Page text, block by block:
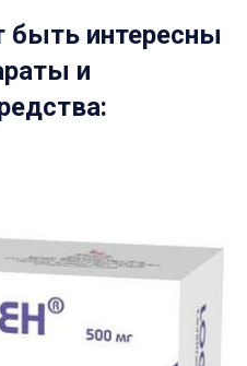
быть интересны
и